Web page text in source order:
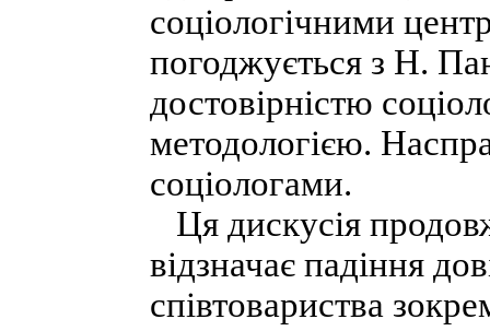
соціологічними
погоджується з Н.
достовірністю
методологією.
соціологами.
Ця дискусія
відзначає падіння
співтовариства